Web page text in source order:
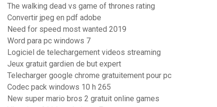
The walking dead vs game of thrones rating
Convertir jpeg en pdf adobe
Need for speed most wanted 2019
Word para pc windows 7
Logiciel de telechargement videos streaming
Jeux gratuit gardien de but expert
Telecharger google chrome gratuitement pour pc
Codec pack windows 10 h 265
New super mario bros 2 gratuit online games